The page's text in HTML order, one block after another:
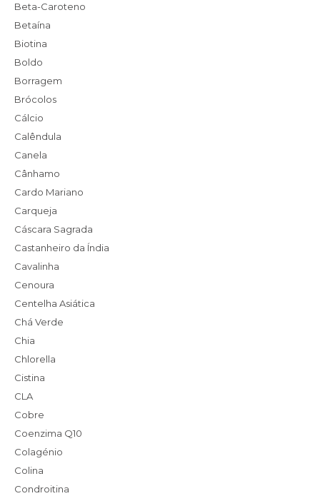
Beta-Caroteno
Betaína
Biotina
Boldo
Borragem
Brócolos
Cálcio
Calêndula
Canela
Cânhamo
Cardo Mariano
Carqueja
Cáscara Sagrada
Castanheiro da Índia
Cavalinha
Cenoura
Centelha Asiática
Chá Verde
Chia
Chlorella
Cistina
CLA
Cobre
Coenzima Q10
Colagénio
Colina
Condroitina